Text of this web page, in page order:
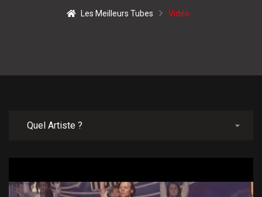
Les Meilleurs Tubes Vidéo